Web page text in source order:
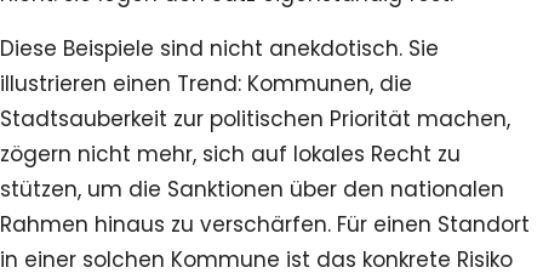
Diese Beispiele sind nicht anekdotisch. Sie
illustrieren einen Trend: Kommunen, die
Stadtsauberkeit zur politischen Priorität machen,
zögern nicht mehr, sich auf lokales Recht zu
stützen, um die Sanktionen über den nationalen
Rahmen hinaus zu verschärfen. Für einen Standort
in einer solchen Kommune ist das konkrete Risiko